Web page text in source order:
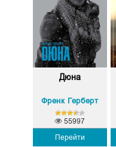
Дюна
Френк Герберт
Перейти
55997